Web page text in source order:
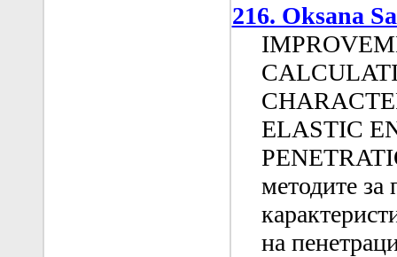
216. Oksana
ELASTIC
методите
на